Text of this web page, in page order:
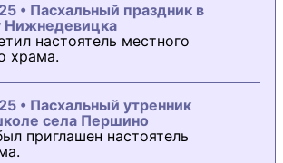
• Пасхальный праздник в
Нижнедевицка
настоятель местного
храма.
• Пасхальный утренник
села Першино
приглашен настоятель